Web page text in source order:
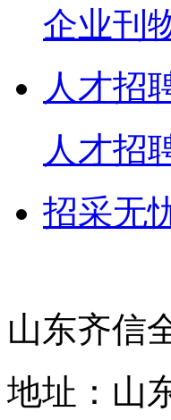
企业刊
人才招
人才招
招采无
山东齐信
地址：山